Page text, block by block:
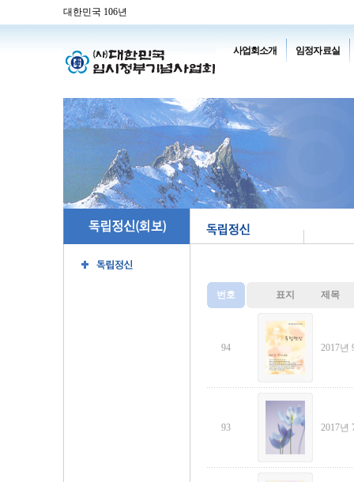
대한민국 106년
사업회소개 임정자료실
번호 표지 제목
94 2017년
93 2017년